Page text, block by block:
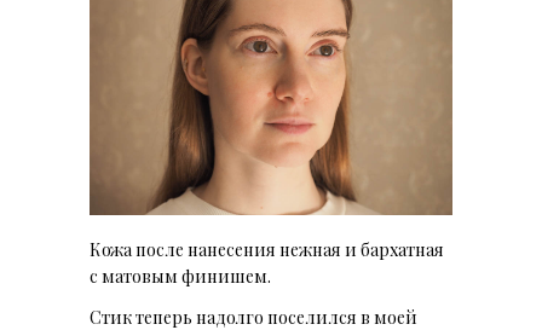
Кожа после нанесения нежная и бархатная
с матовым финишем.
Стик теперь надолго поселился в моей